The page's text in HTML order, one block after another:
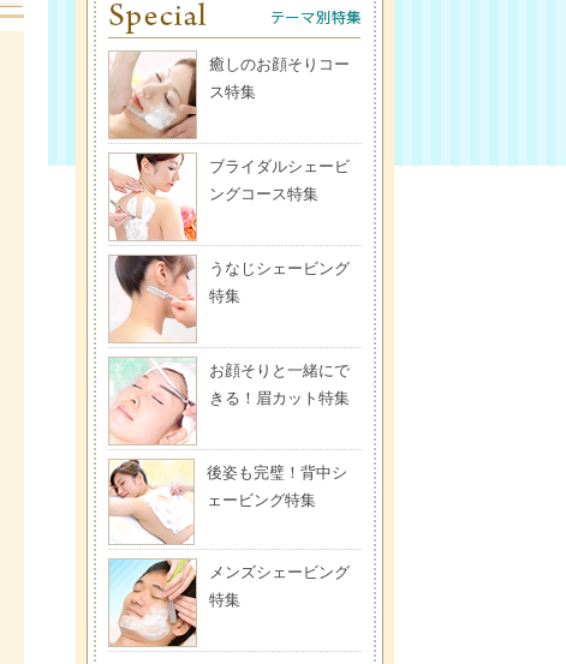
癒しのお顔そりコー
ス特集
ブライダルシェービ
ングコース特集
うなじシェービング
特集
お顔そりと一緒にで
きる！眉カット特集
後姿も完璧！背中シ
ェービング特集
メンズシェービング
特集